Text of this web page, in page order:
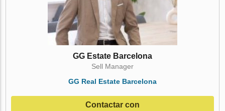
GG Estate Barcelona
Sell Manager
GG Real Estate Barcelona
Contactar con